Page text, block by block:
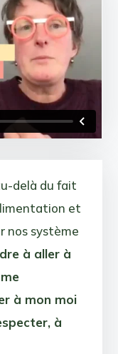
delà du fait
et
nos système
à aller à
à mon moi
à